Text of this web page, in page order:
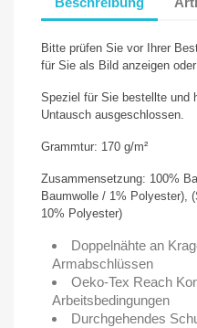
Bitte prüfen Sie vor Ihrer
für Sie als Bild anzeigen
Speziel für Sie bestellte und
Untausch ausgeschlossen.
Grammtur: 170 g/m²
Zusammensetzung: 100%
Baumwolle / 1% Polyester),
10% Polyester)
Doppelnähte an
Armabschlüssen
Oeko-Tex Reach
Arbeitsbedingungen
Durchgehendes